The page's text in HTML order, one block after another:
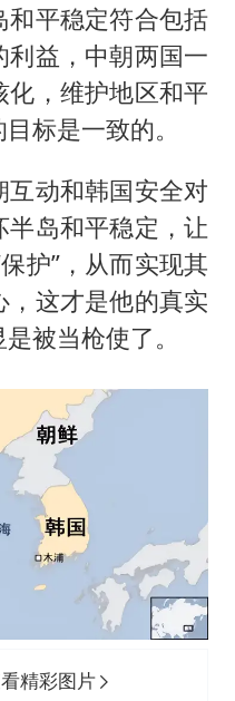
平稳定符合包括
益，中朝两国一
，维护地区和平
标是一致的。
动和韩国安全对
岛和平稳定，让
护”，从而实现其
这才是他的真实
被当枪使了。
精彩图片